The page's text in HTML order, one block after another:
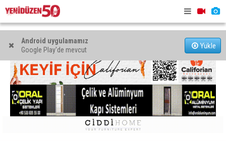
Android uygulamamız
Google Play'de mevcut
Yükle